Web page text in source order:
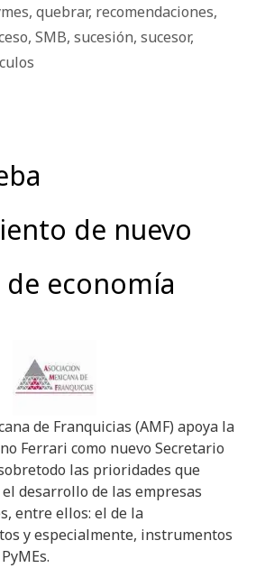
, quebrar, recomendaciones,
, SMB, sucesión, sucesor,
de nuevo
economía
de Franquicias (AMF) apoya la
Ferrari como nuevo Secretario
las prioridades que
desarrollo de las empresas
entre ellos: el de la
y especialmente, instrumentos